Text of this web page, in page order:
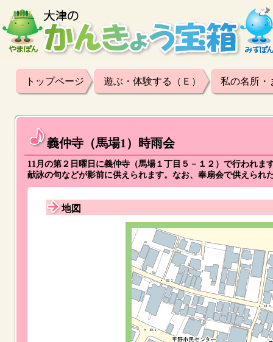
トップページ 遊ぶ・体験する（Ｅ） 私の名所・
義仲寺（馬場1）時雨会
11月の第２日曜日に義仲寺（馬場１丁目５－１２）で行われ
献詠の句などが影前に供えられます。なお、奉扇会で供えられ
地図